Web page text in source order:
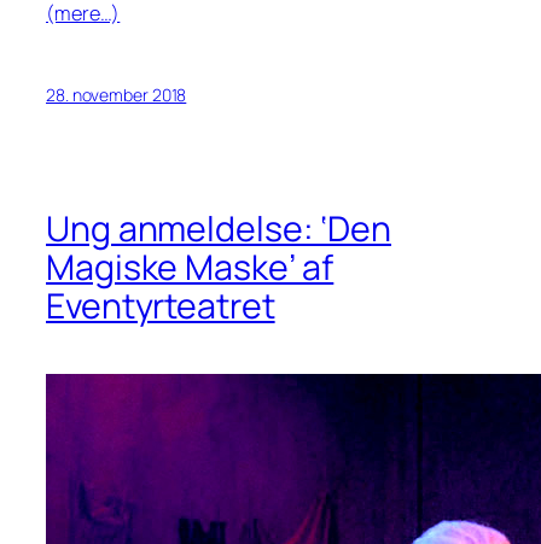
(mere…)
28. november 2018
Ung anmeldelse: ‘Den
Magiske Maske’ af
Eventyrteatret